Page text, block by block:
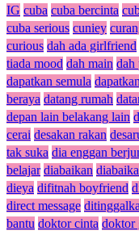
IG cuba cuba bercinta
cuba serious cuniey
curious dah ada girlfriend
tiada mood dah main dah
dapatkan semula
beraya datang rumah
depan lain belakang lain
cerai desakan rakan
tak suka dia enggan
belajar diabaikan
dieya difitnah boyfriend
direct message
bantu doktor cinta doktor